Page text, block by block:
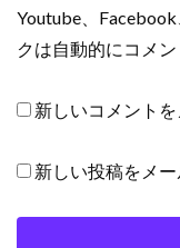
Youtube、
クは自動的にコメ
新しいコメント
新しい投稿をメ